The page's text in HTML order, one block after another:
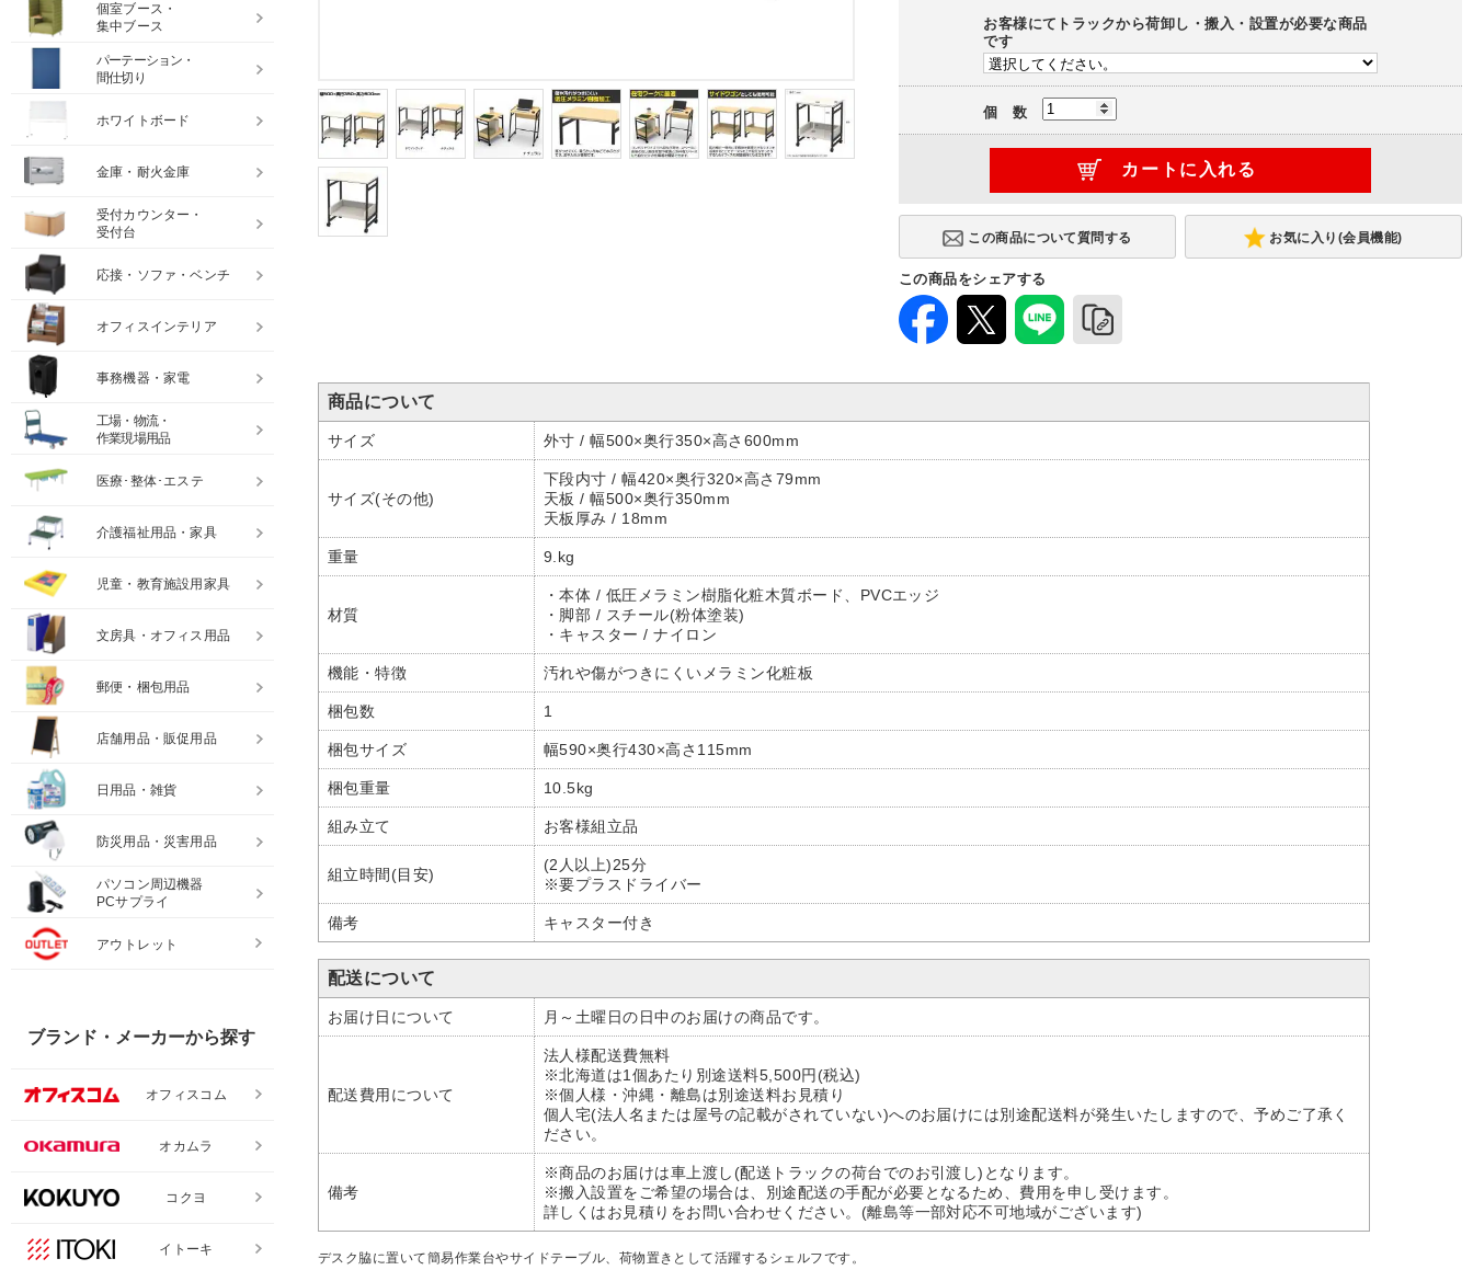
お客様にてトラックから荷卸し・搬入・設置が必要な商品
です
個 数
お気に入り(会員機能)
この商品をシェアする
商品について
サイズ 外寸 / 幅500×奥行350×高さ600mm
サイズ(その他)
下段内寸 / 幅420×奥行320×高さ79mm
天板 / 幅500×奥行350mm
天板厚み / 18mm
重量 9.kg
材質
・本体 / 低圧メラミン樹脂化粧木質ボード、PVCエッジ
・脚部 / スチール(粉体塗装)
・キャスター / ナイロン
機能・特徴 汚れや傷がつきにくいメラミン化粧板
梱包数 1
梱包サイズ 幅590×奥行430×高さ115mm
梱包重量 10.5kg
組み立て お客様組立品
組立時間(目安)
(2人以上)25分
※要プラスドライバー
備考 キャスター付き
配送について
お届け日について 月～土曜日の日中のお届けの商品です。
配送費用について
法人様配送費無料
※北海道は1個あたり別途送料5,500円(税込)
※個人様・沖縄・離島は別途送料お見積り
個人宅(法人名または屋号の記載がされていない)へのお届けには別途配送料が発生いたしますので、予めご了承く
ださい。
備考
※商品のお届けは車上渡し(配送トラックの荷台でのお引渡し)となります。
※搬入設置をご希望の場合は、別途配送の手配が必要となるため、費用を申し受けます。
詳しくはお見積りをお問い合わせください。(離島等一部対応不可地域がございます)
デスク脇に置いて簡易作業台やサイドテーブル、荷物置きとして活躍するシェルフです。
個室ブース・
集中ブース
パーテーション・
間仕切り
ホワイトボード
金庫・耐火金庫
受付カウンター・
受付台
応接・ソファ・ベンチ
オフィスインテリア
事務機器・家電
工場・物流・
作業現場用品
医療･整体･エステ
介護福祉用品・家具
児童・教育施設用家具
文房具・オフィス用品
郵便・梱包用品
店舗用品・販促用品
日用品・雑貨
防災用品・災害用品
パソコン周辺機器
PCサプライ
アウトレット
ブランド・メーカーから探す
オフィスコム
オカムラ
コクヨ
イトーキ